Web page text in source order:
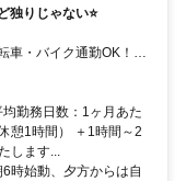
独りじゃない⭐
・バイク通勤OK！他
いの丘駅」「川和町
良好◎
勤務日数：1ヶ月あた
憩1時間） ＋1時間～2
します...
時始動、夕方からは自